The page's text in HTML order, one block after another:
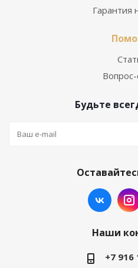
Гарантия
Будьте
Наши
+7 916